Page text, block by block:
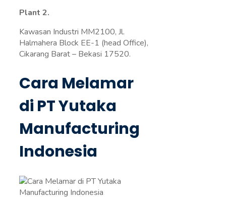
Plant 2.
Kawasan Industri MM2100, Jl.
Halmahera Block EE-1 (head Office),
Cikarang Barat – Bekasi 17520.
Cara Melamar
di PT Yutaka
Manufacturing
Indonesia